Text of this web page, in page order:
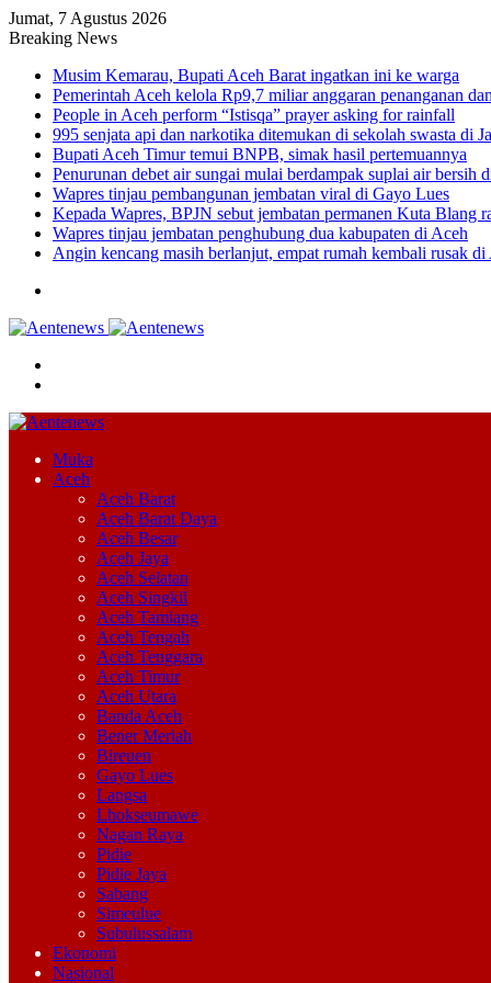
Jumat, 7 Agustus 2026
Breaking News
Musim Kemarau, Bupati Aceh Barat ingatkan ini ke warga
Pemerintah ‎Aceh kelola Rp9,7 miliar anggaran penanganan
People in Aceh perform “Istisqa” prayer asking for rainfall
995 senjata api dan narkotika ditemukan di sekolah swasta di
Bupati Aceh Timur temui BNPB, simak hasil pertemuannya
Penurunan debet air sungai mulai berdampak suplai air bersih
Wapres tinjau pembangunan jembatan viral di Gayo Lues
Kepada Wapres, BPJN sebut jembatan permanen Kuta Blang
Wapres tinjau jembatan penghubung dua kabupaten di Aceh
Angin kencang masih berlanjut, empat rumah kembali rusak di
Muka
Aceh
Aceh Barat
Aceh Barat Daya
Aceh Besar
Aceh Jaya
Aceh Selatan
Aceh Singkil
Aceh Tamiang
Aceh Tengah
Aceh Tenggara
Aceh Timur
Aceh Utara
Banda Aceh
Bener Meriah
Bireuen
Gayo Lues
Langsa
Lhokseumawe
Nagan Raya
Pidie
Pidie Jaya
Sabang
Simeulue
Subulussalam
Ekonomi
Nasional